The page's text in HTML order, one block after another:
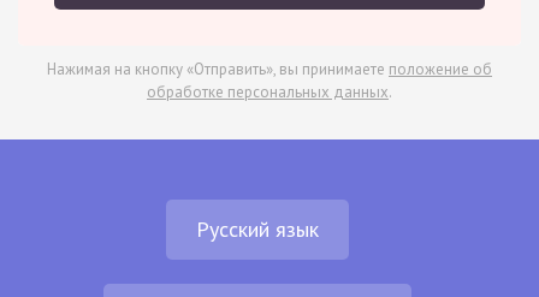
Нажимая на кнопку «Отправить», вы принимаете положение об
обработке персональных данных.
Русский язык